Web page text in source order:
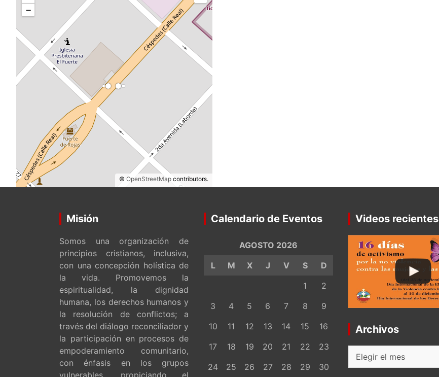
−
© OpenStreetMapcontributors.
Misión
Somos una organización de
principios cristianos, inclusiva,
con una concepción holística de
la vida. Promovemos la
espiritualidad, la dignidad
humana, los derechos humanos y
la resolución de conflictos; a
través del diálogo reconciliador y
la participación en procesos de
empoderamiento comunitario,
con énfasis en los grupos
Calendario de Eventos
AGOSTO 2026
L
M X J V S
D
1
2
3
4 5 6 7 8
9
10
11 12 13 14 15
16
17
18 19 20 21 22
23
24
25 26 27 28 29
30
Videos recientes
Archivos